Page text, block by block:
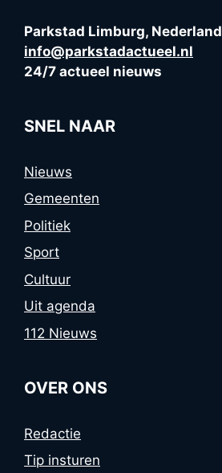
Parkstad Limburg, Nederland
info@parkstadactueel.nl
24/7 actueel nieuws
SNEL NAAR
Nieuws
Gemeenten
Politiek
Sport
Cultuur
Uit agenda
112 Nieuws
OVER ONS
Redactie
Tip insturen